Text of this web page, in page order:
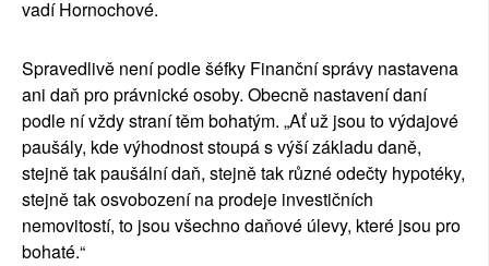
vadí Hornochové.
Spravedlivě není podle šéfky Finanční správy nastavena
ani daň pro právnické osoby. Obecně nastavení daní
podle ní vždy straní těm bohatým. „Ať už jsou to výdajové
paušály, kde výhodnost stoupá s výší základu daně,
stejně tak paušální daň, stejně tak různé odečty hypotéky,
stejně tak osvobození na prodeje investičních
nemovitostí, to jsou všechno daňové úlevy, které jsou pro
bohaté.“